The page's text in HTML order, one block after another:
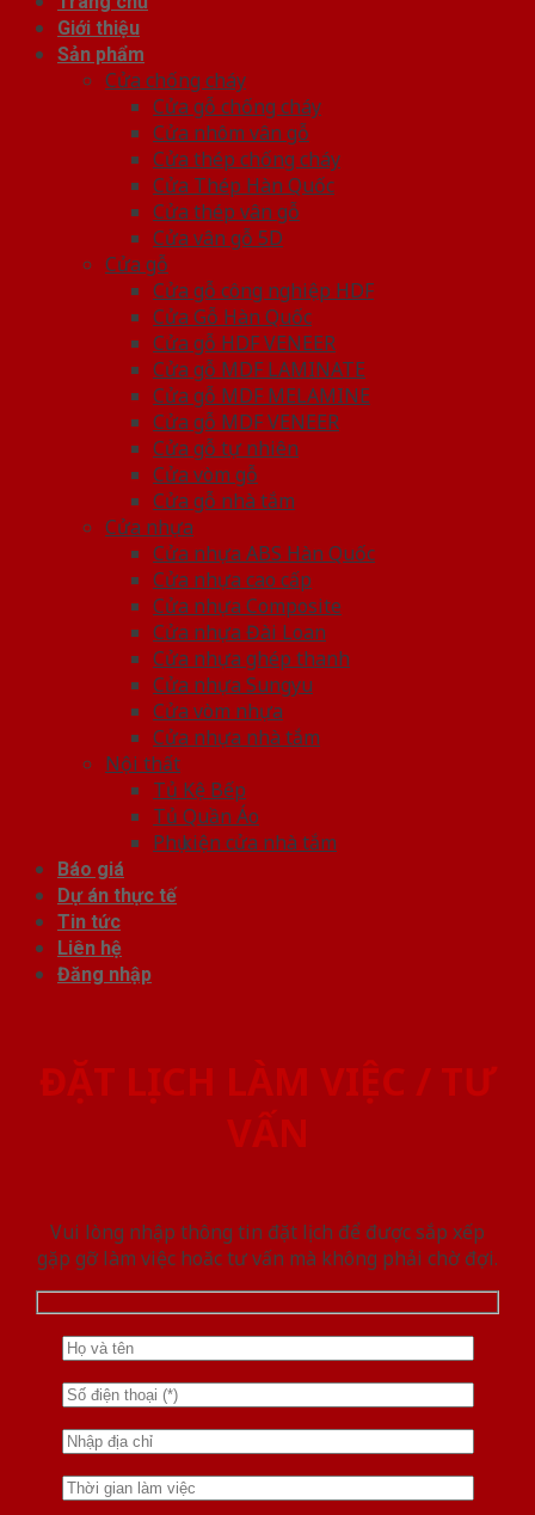
Giới thiệu
Sản phẩm
Cửa chống cháy
Cửa gỗ chống cháy
Cửa nhôm vân gỗ
Cửa thép chống cháy
Cửa Thép Hàn Quốc
Cửa thép vân gỗ
Cửa vân gỗ 5D
Cửa gỗ
Cửa gỗ công nghiệp HDF
Cửa Gỗ Hàn Quốc
Cửa gỗ HDF VENEER
Cửa gỗ MDF LAMINATE
Cửa gỗ MDF MELAMINE
Cửa gỗ MDF VENEER
Cửa gỗ tự nhiên
Cửa vòm gỗ
Cửa gỗ nhà tắm
Cửa nhựa
Cửa nhựa ABS Hàn Quốc
Cửa nhựa cao cấp
Cửa nhựa Composite
Cửa nhựa Đài Loan
Cửa nhựa ghép thanh
Cửa nhựa Sungyu
Cửa vòm nhựa
Cửa nhựa nhà tắm
Nội thất
Tủ Kệ Bếp
Tủ Quần Áo
Phụ kiện cửa nhà tắm
Báo giá
Dự án thực tế
Tin tức
Liên hệ
Đăng nhập
ĐẶT LỊCH LÀM VIỆC / TƯ
VẤN
Vui lòng nhập thông tin đặt lịch để được sắp xếp
gặp gỡ làm việc hoăc tư vấn mà không phải chờ đợi.